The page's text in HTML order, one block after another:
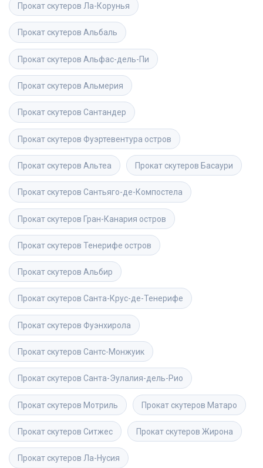
Прокат скутеров Ла-Корунья
Прокат скутеров Альбаль
Прокат скутеров Альфас-дель-Пи
Прокат скутеров Альмерия
Прокат скутеров Сантандер
Прокат скутеров Фуэртевентура остров
Прокат скутеров Альтеа Прокат скутеров Басаури
Прокат скутеров Сантьяго-де-Компостела
Прокат скутеров Гран-Канария остров
Прокат скутеров Тенерифе остров
Прокат скутеров Альбир
Прокат скутеров Санта-Крус-де-Тенерифе
Прокат скутеров Фуэнхирола
Прокат скутеров Сантс-Монжуик
Прокат скутеров Санта-Эулалия-дель-Рио
Прокат скутеров Мотриль Прокат скутеров Матаро
Прокат скутеров Ситжес Прокат скутеров Жирона
Прокат скутеров Ла-Нусия